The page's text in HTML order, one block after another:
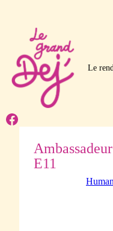
Le
Facebook
E11